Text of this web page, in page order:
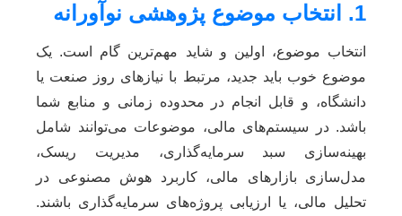
1. انتخاب موضوع پژوهشی نوآورانه
انتخاب موضوع، اولین و شاید مهم‌ترین گام است. یک
موضوع خوب باید جدید، مرتبط با نیازهای روز صنعت یا
دانشگاه، و قابل انجام در محدوده زمانی و منابع شما
باشد. در سیستم‌های مالی، موضوعات می‌توانند شامل
بهینه‌سازی سبد سرمایه‌گذاری، مدیریت ریسک،
مدل‌سازی بازارهای مالی، کاربرد هوش مصنوعی در
تحلیل مالی، یا ارزیابی پروژه‌های سرمایه‌گذاری باشند.